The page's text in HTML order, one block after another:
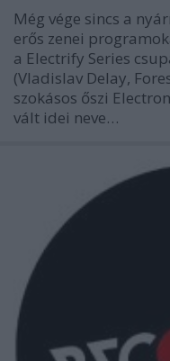
Még vége sincs a
erős zenei
a Electrify Series
(Vladislav Delay,
szokásos őszi
vált idei neve…